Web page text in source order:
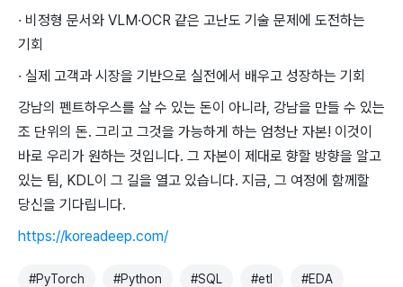
· 비정형 문서와 VLM·OCR 같은 고난도 기술 문제에 도전하는
기회
· 실제 고객과 시장을 기반으로 실전에서 배우고 성장하는 기회
강남의 펜트하우스를 살 수 있는 돈이 아니라, 강남을 만들 수 있는
조 단위의 돈. 그리고 그것을 가능하게 하는 엄청난 자본! 이것이
바로 우리가 원하는 것입니다. 그 자본이 제대로 향할 방향을 알고
있는 팀, KDL이 그 길을 열고 있습니다. 지금, 그 여정에 함께할
당신을 기다립니다.
https://koreadeep.com/
#PyTorch #Python #SQL #etl #EDA